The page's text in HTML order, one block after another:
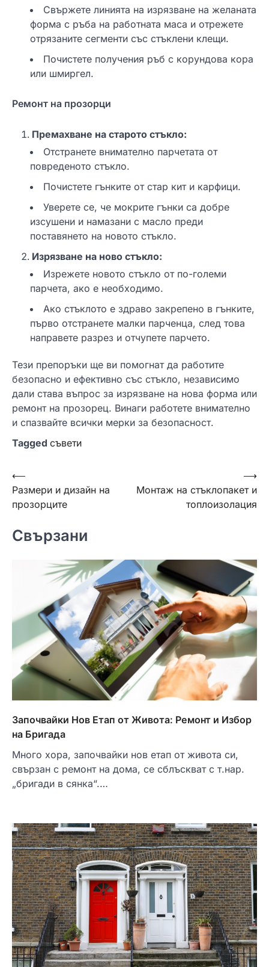
Свържете линията на изрязване на желаната
форма с ръба на работната маса и отрежете
отрязаните сегменти със стъклени клещи.
Почистете получения ръб с корундова кора
или шмиргел.
Ремонт на прозорци
Премахване на старото стъкло:
Отстранете внимателно парчетата от
повреденото стъкло.
Почистете гънките от стар кит и карфици.
Уверете се, че мокрите гънки са добре
изсушени и намазани с масло преди
поставянето на новото стъкло.
Изрязване на ново стъкло:
Изрежете новото стъкло от по-големи
парчета, ако е необходимо.
Ако стъклото е здраво закрепено в гънките,
първо отстранете малки парченца, след това
направете разрез и отчупете парчето.
Тези препоръки ще ви помогнат да работите
безопасно и ефективно със стъкло, независимо
дали става въпрос за изрязване на нова форма или
ремонт на прозорец. Винаги работете внимателно
и спазвайте всички мерки за безопасност.
Tagged съвети
Навигация
⟵
Размери и дизайн на
прозорците
Монтаж на стъклопакет и
топлоизолация
⟶
Свързани
Започвайки Нов Етап от Живота: Ремонт и Избор
на Бригада
Много хора, започвайки нов етап от живота си,
свързан с ремонт на дома, се сблъскват с т.нар.
„бригади в сянка“.…